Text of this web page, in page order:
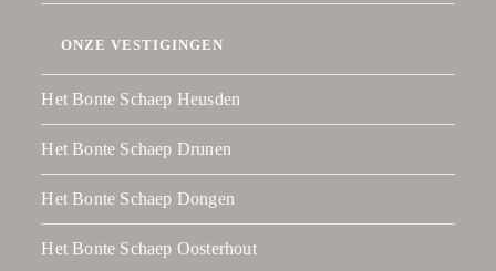
ONZE VESTIGINGEN
Het Bonte Schaep Heusden
Het Bonte Schaep Drunen
Het Bonte Schaep Dongen
Het Bonte Schaep Oosterhout